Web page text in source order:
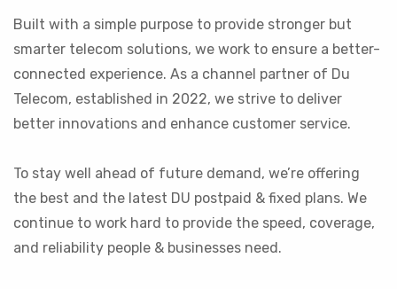
Built with a simple purpose to provide stronger but
smarter telecom solutions, we work to ensure a better-
connected experience. As a channel partner of Du
Telecom, established in 2022, we strive to deliver
better innovations and enhance customer service.
To stay well ahead of future demand, we’re offering
the best and the latest DU postpaid & fixed plans. We
continue to work hard to provide the speed, coverage,
and reliability people & businesses need.